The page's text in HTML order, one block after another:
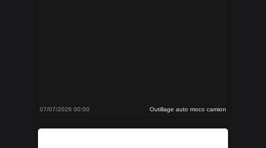
07/07/2026 00:00 Outillage auto moco camion